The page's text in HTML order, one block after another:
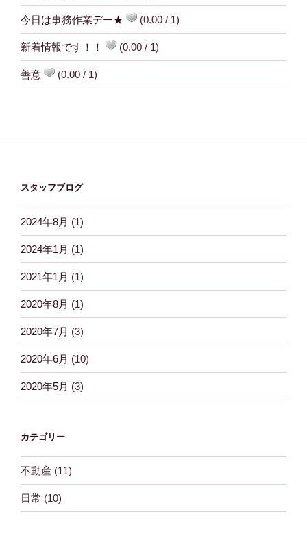
今日は事務作業デー★ (0.00 / 1)
新着情報です！！ (0.00 / 1)
善意 (0.00 / 1)
スタッフブログ
2024年8月 (1)
2024年1月 (1)
2021年1月 (1)
2020年8月 (1)
2020年7月 (3)
2020年6月 (10)
2020年5月 (3)
カテゴリー
不動産 (11)
日常 (10)